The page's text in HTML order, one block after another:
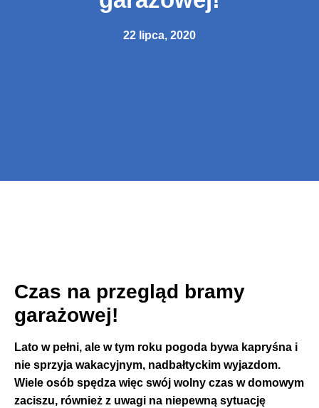
22 lipca, 2020
Czas na przegląd bramy
garażowej!
Lato w pełni, ale w tym roku pogoda bywa kapryśna i
nie sprzyja wakacyjnym, nadbałtyckim wyjazdom.
Wiele osób spędza więc swój wolny czas w domowym
zaciszu, również z uwagi na niepewną sytuację